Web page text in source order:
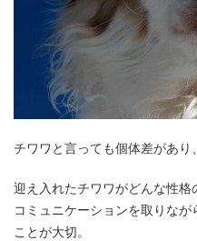
チワワと言っても個体差があり
迎え入れたチワワがどんな性格
コミュニケーションを取りな
ことが大切。